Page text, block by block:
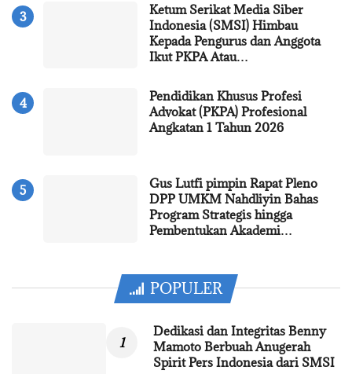
Ketum Serikat Media Siber
Indonesia (SMSI) Himbau
Kepada Pengurus dan Anggota
Ikut PKPA Atau…
Pendidikan Khusus Profesi
Advokat (PKPA) Profesional
Angkatan 1 Tahun 2026
Gus Lutfi pimpin Rapat Pleno
DPP UMKM Nahdliyin Bahas
Program Strategis hingga
Pembentukan Akademi…
POPULER
Dedikasi dan Integritas Benny
Mamoto Berbuah Anugerah
Spirit Pers Indonesia dari SMSI